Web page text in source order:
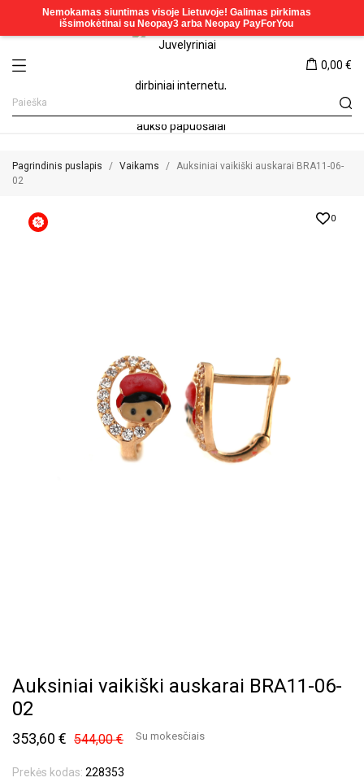
0,00 €
Pagrindinis puslapis Vaikams
Auksiniai vaikiški auskarai BRA11-06-
02
0
Auksiniai vaikiški auskarai BRA11-06-
02
353,60 € 544,00 € Su mokesčiais
Prekės kodas: 228353